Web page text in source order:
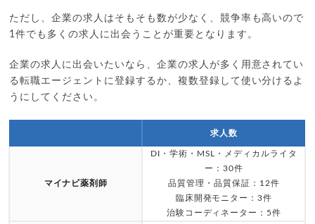
ただし、企業の求人はそもそも数が少なく、競争率も高いので
1件でも多くの求人に出会うことが重要となります。
企業の求人に出会いたいなら、企業の求人が多く用意されてい
る転職エージェントに登録するか、複数登録して使い分けるよ
うにしてください。
求人数
マイナビ薬剤師
DI・学術・MSL・メディカルライタ
ー：30件
品質管理・品質保証：12件
臨床開発モニター：3件
治験コーディネーター：5件